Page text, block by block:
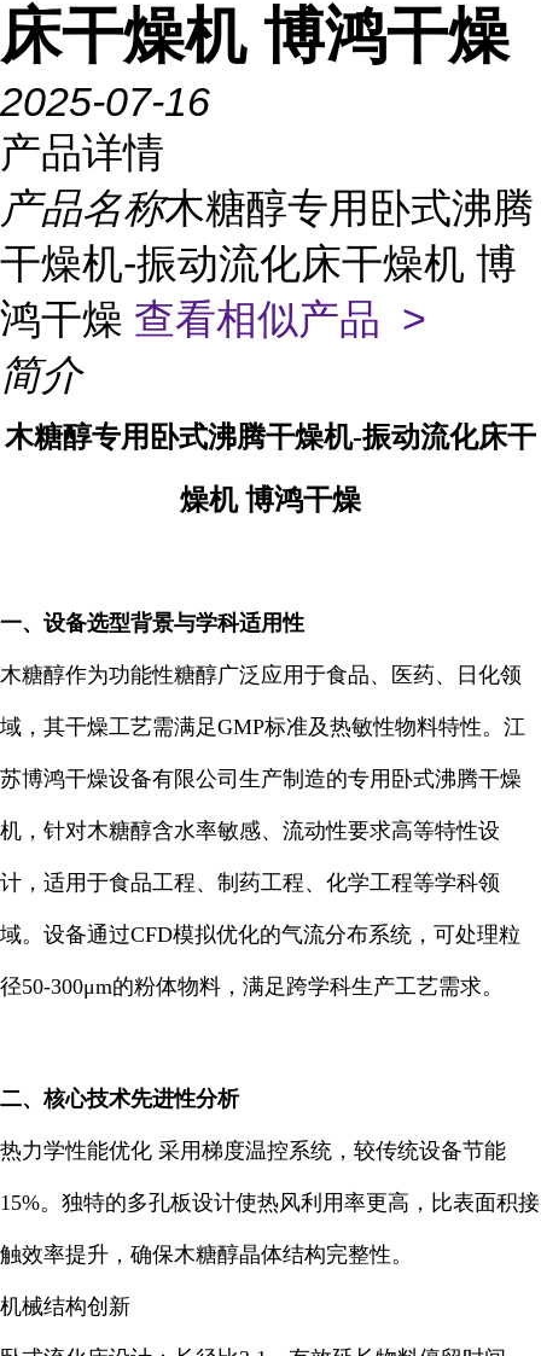
床干燥机 博鸿干燥
2025-07-16
产品详情
产品名称木糖醇专用卧式沸腾
干燥机-振动流化床干燥机 博
鸿干燥 查看相似产品 >
简介
木糖醇专用卧式沸腾干燥机-振动流化床干
燥机 博鸿干燥
一、设备选型背景与学科适用性
木糖醇作为功能性糖醇广泛应用于食品、医药、日化领
域，其干燥工艺需满足GMP标准及热敏性物料特性。江
苏博鸿干燥设备有限公司生产制造的专用卧式沸腾干燥
机，针对木糖醇含水率敏感、流动性要求高等特性设
计，适用于食品工程、制药工程、化学工程等学科领
域。设备通过CFD模拟优化的气流分布系统，可处理粒
径50-300μm的粉体物料，满足跨学科生产工艺需求。
二、核心技术先进性分析
热力学性能优化 采用梯度温控系统，较传统设备节能
15%。独特的多孔板设计使热风利用率更高，比表面积接
触效率提升，确保木糖醇晶体结构完整性。
机械结构创新